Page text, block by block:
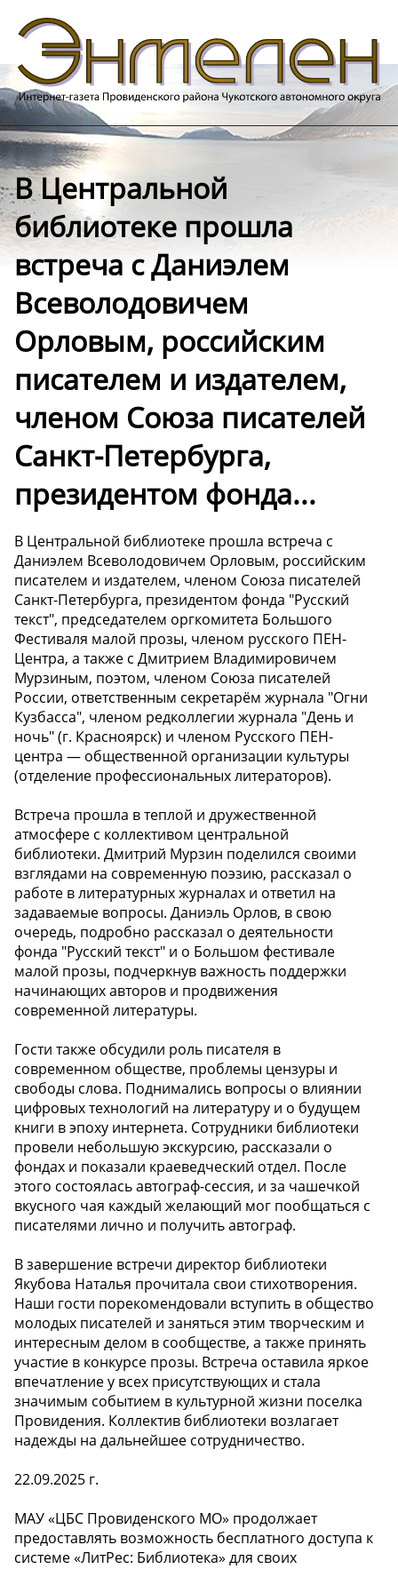
В Центральной
библиотеке прошла
встреча с Даниэлем
Всеволодовичем
Орловым, российским
писателем и издателем,
членом Союза писателей
Санкт-Петербурга,
президентом фонда...
В Центральной библиотеке прошла встреча с
Даниэлем Всеволодовичем Орловым, российским
писателем и издателем, членом Союза писателей
Санкт-Петербурга, президентом фонда "Русский
текст", председателем оргкомитета Большого
Фестиваля малой прозы, членом русского ПЕН-
Центра, а также с Дмитрием Владимировичем
Мурзиным, поэтом, членом Союза писателей
России, ответственным секретарём журнала "Огни
Кузбасса", членом редколлегии журнала "День и
ночь" (г. Красноярск) и членом Русского ПЕН-
центра — общественной организации культуры
(отделение профессиональных литераторов).
Встреча прошла в теплой и дружественной
атмосфере с коллективом центральной
библиотеки. Дмитрий Мурзин поделился своими
взглядами на современную поэзию, рассказал о
работе в литературных журналах и ответил на
задаваемые вопросы. Даниэль Орлов, в свою
очередь, подробно рассказал о деятельности
фонда "Русский текст" и о Большом фестивале
малой прозы, подчеркнув важность поддержки
начинающих авторов и продвижения
современной литературы.
Гости также обсудили роль писателя в
современном обществе, проблемы цензуры и
свободы слова. Поднимались вопросы о влиянии
цифровых технологий на литературу и о будущем
книги в эпоху интернета. Сотрудники библиотеки
провели небольшую экскурсию, рассказали о
фондах и показали краеведческий отдел. После
этого состоялась автограф-сессия, и за чашечкой
вкусного чая каждый желающий мог пообщаться с
писателями лично и получить автограф.
В завершение встречи директор библиотеки
Якубова Наталья прочитала свои стихотворения.
Наши гости порекомендовали вступить в общество
молодых писателей и заняться этим творческим и
интересным делом в сообществе, а также принять
участие в конкурсе прозы. Встреча оставила яркое
впечатление у всех присутствующих и стала
значимым событием в культурной жизни поселка
Провидения. Коллектив библиотеки возлагает
надежды на дальнейшее сотрудничество.
22.09.2025 г.
МАУ «ЦБС Провиденского МО» продолжает
предоставлять возможность бесплатного доступа к
системе «ЛитРес: Библиотека» для своих